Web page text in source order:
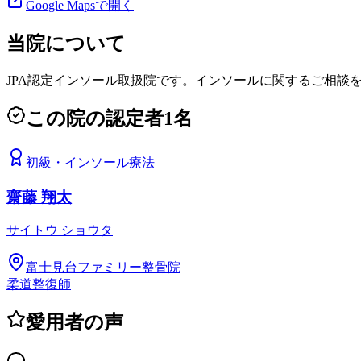
Google Mapsで開く
当院について
JPA認定インソール取扱院です。インソールに関するご相談
この院の認定者1名
初級 ・ インソール療法
齋藤 翔太
サイトウ ショウタ
富士見台ファミリー整骨院
柔道整復師
愛用者の声